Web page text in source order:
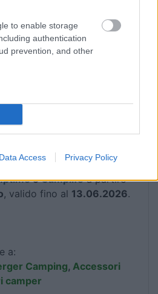
to enable storage
authentication
prevention, and other
Data Access Privacy Policy
con accessori utili, prezzi
pensate per chi vive
camper, della caravan e del
il codice
ulteriore
10% di sconto sui
eCamplifea partire
, valido fino al 13.06.2026.
a:
Camping, Accessori
camper